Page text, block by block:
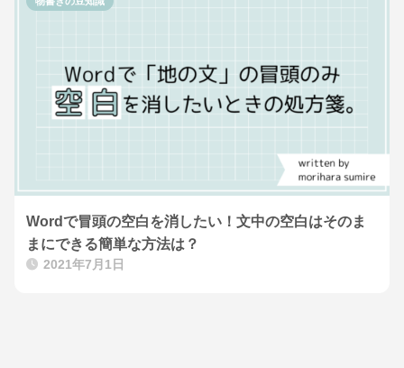
Wordで冒頭の空白を消したい！文中の空白はそのま
まにできる簡単な方法は？
2021年7月1日